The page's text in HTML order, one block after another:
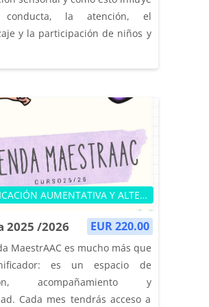
la atención, el
y la participación de niños y
EUR 220.00
2025 /2026
de cursos COMUNICACIÓN AUMENTATIVA Y ALTERNATIVA
MaestrAAC es mucho más que
es un espacio de
acompañamiento y
Cada mes tendrás acceso a